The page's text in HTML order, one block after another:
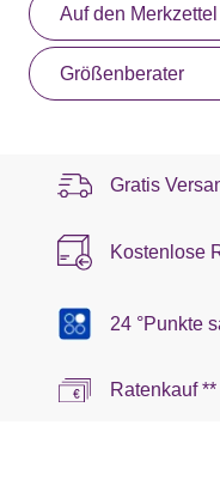
Auf den Merkzettel
Größenberater
Gratis
Kostenlose
24 °Punkte
Ratenkauf **